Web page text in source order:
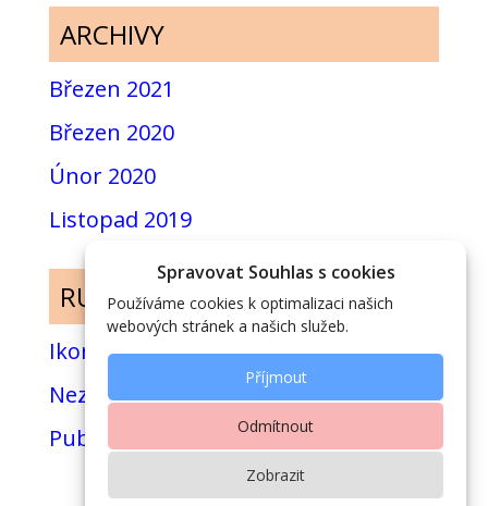
Spravovat Souhlas s cookies
Používáme cookies k optimalizaci našich
webových stránek a našich služeb.
Příjmout
Odmítnout
Zobrazit
ARCHIVY
Březen 2021
Březen 2020
Únor 2020
Listopad 2019
RUBRIKY
Ikony
Nezařazené
Publikace